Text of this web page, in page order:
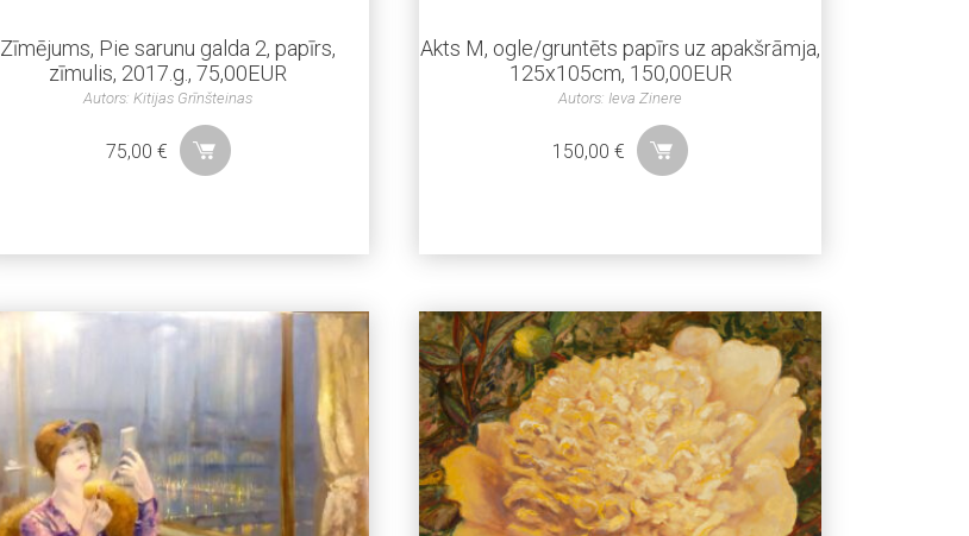
Zīmējums, Pie sarunu galda 2, papīrs,
zīmulis, 2017.g., 75,00EUR
Autors: Kitijas Grīnšteinas
75,00 €
Akts M, ogle/gruntēts papīrs uz apakšrāmja,
125x105cm, 150,00EUR
Autors: Ieva Zinere
150,00€